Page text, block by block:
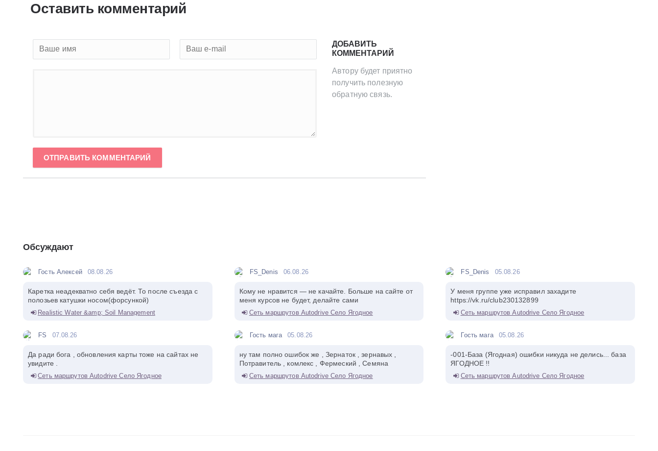
Оставить комментарий
ДОБАВИТЬ
КОММЕНТАРИЙ
Автору будет приятно
получить полезную
обратную связь.
ОТПРАВИТЬ КОММЕНТАРИЙ
Обсуждают
Гость Алексей 08.08.26
Каретка неадекватно себя ведёт. То после съезда с
полозьев катушки носом(форсункой)
Realistic Water &amp; Soil Management
FS 07.08.26
Да ради бога , обновления карты тоже на сайтах не
увидите .
Сеть маршрутов Autodrive Село Ягодное
FS_Denis 06.08.26
Кому не нравится — не качайте. Больше на сайте от
меня курсов не будет, делайте сами
Сеть маршрутов Autodrive Село Ягодное
Гость мага 05.08.26
ну там полно ошибок же , Зернаток , зернавых ,
Потравитель , комлекс , Фермеский , Семяна
Сеть маршрутов Autodrive Село Ягодное
FS_Denis 05.08.26
У меня группе уже исправил захадите
https://vk.ru/club230132899
Сеть маршрутов Autodrive Село Ягодное
Гость мага 05.08.26
-001-База (Ягодная) ошибки никуда не делись... база
ЯГОДНОЕ !!
Сеть маршрутов Autodrive Село Ягодное